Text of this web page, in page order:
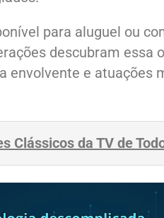
para aluguel ou
descubram essa
envolvente e atuações
Clássicos da TV de